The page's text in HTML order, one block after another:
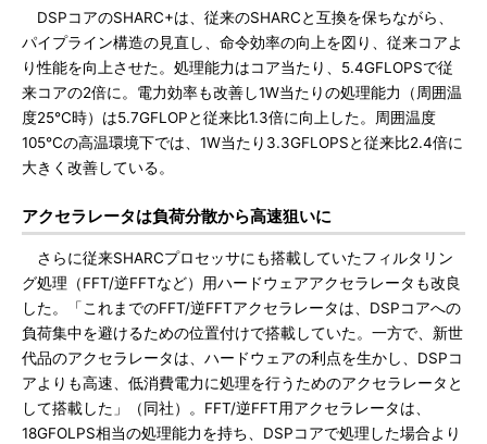
DSPコアのSHARC+は、従来のSHARCと互換を保ちながら、
パイプライン構造の見直し、命令効率の向上を図り、従来コアよ
り性能を向上させた。処理能力はコア当たり、5.4GFLOPSで従
来コアの2倍に。電力効率も改善し1W当たりの処理能力（周囲温
度25℃時）は5.7GFLOPと従来比1.3倍に向上した。周囲温度
105℃の高温環境下では、1W当たり3.3GFLOPSと従来比2.4倍に
大きく改善している。
アクセラレータは負荷分散から高速狙いに
さらに従来SHARCプロセッサにも搭載していたフィルタリン
グ処理（FFT/逆FFTなど）用ハードウェアアクセラレータも改良
した。「これまでのFFT/逆FFTアクセラレータは、DSPコアへの
負荷集中を避けるための位置付けで搭載していた。一方で、新世
代品のアクセラレータは、ハードウェアの利点を生かし、DSPコ
アよりも高速、低消費電力に処理を行うためのアクセラレータと
して搭載した」（同社）。FFT/逆FFT用アクセラレータは、
18GFOLPS相当の処理能力を持ち、DSPコアで処理した場合より